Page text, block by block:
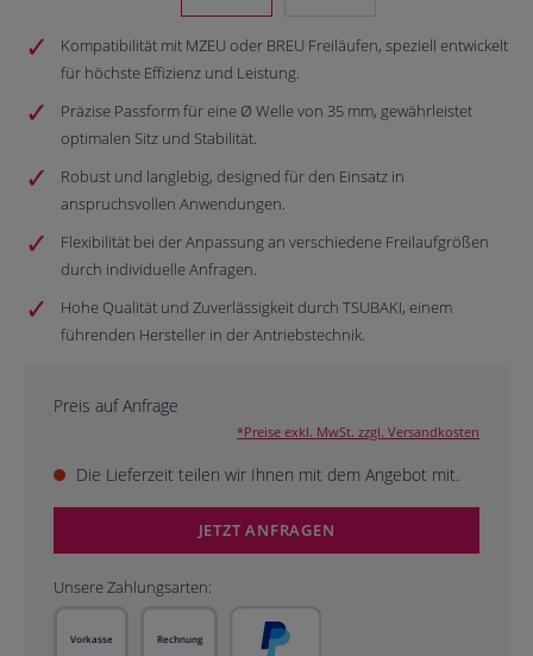
Kompatibilität mit MZEU oder BREU Freiläufen, speziell entwickelt
für höchste Effizienz und Leistung.
Präzise Passform für eine Ø Welle von 35 mm, gewährleistet
optimalen Sitz und Stabilität.
Robust und langlebig, designed für den Einsatz in
anspruchsvollen Anwendungen.
Flexibilität bei der Anpassung an verschiedene Freilaufgrößen
durch individuelle Anfragen.
Hohe Qualität und Zuverlässigkeit durch TSUBAKI, einem
führenden Hersteller in der Antriebstechnik.
Preis auf Anfrage
*Preise exkl. MwSt. zzgl. Versandkosten
Die Lieferzeit teilen wir Ihnen mit dem Angebot mit.
JETZT ANFRAGEN
Unsere Zahlungsarten:
Rechnung
Vorkasse